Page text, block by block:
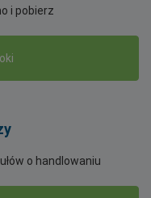
i pobierz
o handlowaniu